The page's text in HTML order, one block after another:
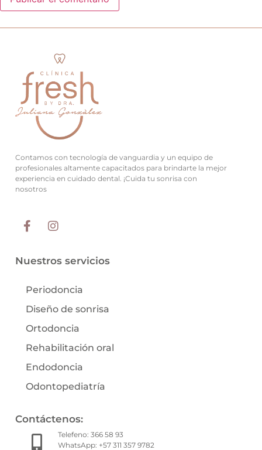
Contamos con tecnología de vanguardia y un equipo de
profesionales altamente capacitados para brindarte la mejor
experiencia en cuidado dental. ¡Cuida tu sonrisa con
nosotros
Nuestros servicios
Periodoncia
Diseño de sonrisa
Ortodoncia
Rehabilitación oral
Endodoncia
Odontopediatría
Contáctenos:
Telefeno: 366 58 93
WhatsApp: +57 311 357 9782